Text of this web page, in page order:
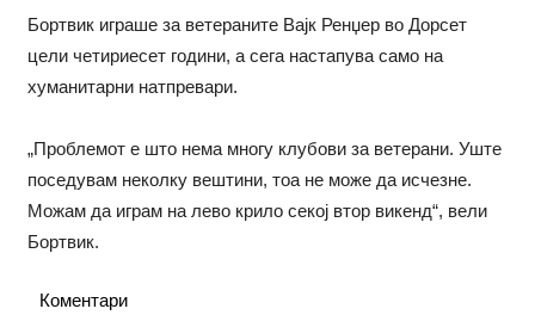
Бортвик играше за ветераните Вајк Ренџер во Дорсет
цели четириесет години, а сега настапува само на
хуманитарни натпревари.
„Проблемот е што нема многу клубови за ветерани. Уште
поседувам неколку вештини, тоа не може да исчезне.
Можам да играм на лево крило секој втор викенд“, вели
Бортвик.
Коментари